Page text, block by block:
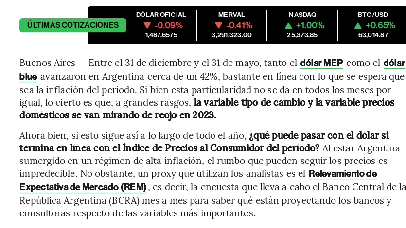
ÚLTIMASCOTIZACIONES
DÓLAR OFICIAL
-0.09%
1,487.6575
MERVAL
-0.41%
3,291,323.00
NASDAQ
+1.00%
25,373.85
BTC/USD
+0.65%
63,014.87
Buenos Aires — Entre el 31 de diciembre y el 31 de mayo, tanto el dólar MEP como el dólar
blue avanzaron en Argentina cerca de un 42%, bastante en línea con lo que se espera que
sea la inflación del período. Si bien esta particularidad no se da en todos los meses por
igual, lo cierto es que, a grandes rasgos, la variable tipo de cambio y la variable precios
domésticos se van mirando de reojo en 2023.
Ahora bien, si esto sigue así a lo largo de todo el año, ¿qué puede pasar con el dólar si
termina en línea con el Índice de Precios al Consumidor del período? Al estar Argentina
sumergido en un régimen de alta inflación, el rumbo que pueden seguir los precios es
impredecible. No obstante, un proxy que utilizan los analistas es el Relevamiento de
Expectativa de Mercado (REM), es decir, la encuesta que lleva a cabo el Banco Central de la
República Argentina (BCRA) mes a mes para saber qué están proyectando los bancos y
consultoras respecto de las variables más importantes.